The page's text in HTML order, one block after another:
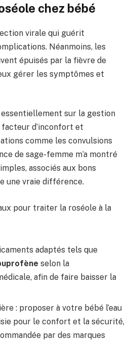
chez bébé
virale qui guérit
Néanmoins, les
épuisés par la fièvre de
gérer les symptômes et
sur la gestion
d’inconfort et
comme les convulsions
de sage-femme m’a montré
associés aux bons
une vraie différence.
pour traiter la roséole à la
adaptés tels que
selon la
afin de faire baisser la
: proposer à votre bébé l’eau
pour le confort et la sécurité,
par des marques